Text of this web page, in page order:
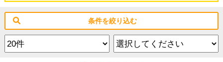
条件を絞り込む